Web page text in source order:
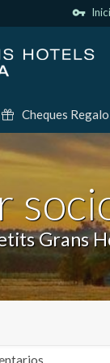
vpn_key
Cheques Regalo
Grans